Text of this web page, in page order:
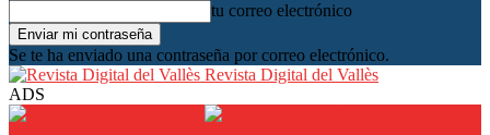
tu correo electrónico
Se te ha enviado una contraseña por correo electrónico.
Revista Digital del Vallès
ADS